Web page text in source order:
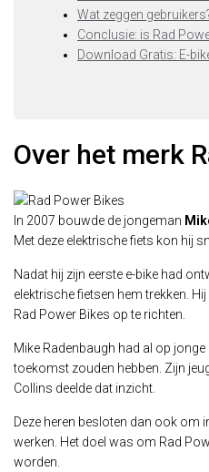
Wat zeggen
Conclusie: is Rad
Download Gratis: E-
Over het merk
In 2007 bouwde de jongeman
Met deze elektrische fiets kon hij
Nadat hij zijn eerste e-bike had
elektrische fietsen hem trekken.
Rad Power Bikes op te richten.
Mike Radenbaugh had al op
toekomst zouden hebben. Zijn
Collins deelde dat inzicht.
Deze heren besloten dan ook om
werken. Het doel was om Rad
worden.